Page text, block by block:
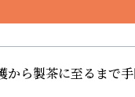
ら製茶に至るまで